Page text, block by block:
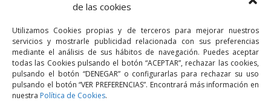
de las cookies
Utilizamos Cookies propias y de terceros para mejorar nuestros
servicios y mostrarle publicidad relacionada con sus preferencias
mediante el análisis de sus hábitos de navegación. Puedes aceptar
todas las Cookies pulsando el botón “ACEPTAR”, rechazar las cookies,
pulsando el botón “DENEGAR” o configurarlas para rechazar su uso
pulsando el botón “VER PREFERENCIAS”. Encontrará más información en
nuestra Política de Cookies.
bcn@bellavistalegal.eu
GRANOLLERS
C/ Sant Jaume, 16 1r, 08401 Granollers (Bcn)
+34 93 860 39 60
grn@bellavistalegal.eu